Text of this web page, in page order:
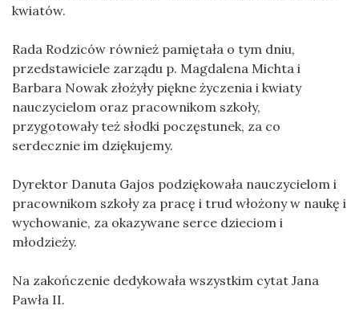
kwiatów.
Rada Rodziców również pamiętała o tym dniu,
przedstawiciele zarządu p. Magdalena Michta i
Barbara Nowak złożyły piękne życzenia i kwiaty
nauczycielom oraz pracownikom szkoły,
przygotowały też słodki poczęstunek, za co
serdecznie im dziękujemy.
Dyrektor Danuta Gajos podziękowała nauczycielom i
pracownikom szkoły za pracę i trud włożony w naukę i
wychowanie, za okazywane serce dzieciom i
młodzieży.
Na zakończenie dedykowała wszystkim cytat Jana
Pawła II.